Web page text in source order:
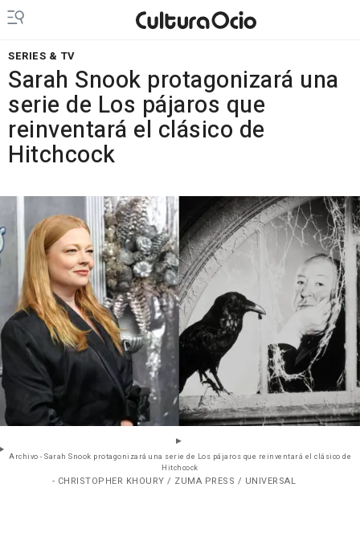
SERIES & TV
Sarah Snook protagonizará una
serie de Los pájaros que
reinventará el clásico de
Hitchcock
Archivo - Sarah Snook protagonizará una serie de Los pájaros que reinventará el clásico de
Hitchcock
- CHRISTOPHER KHOURY / ZUMA PRESS / UNIVERSAL